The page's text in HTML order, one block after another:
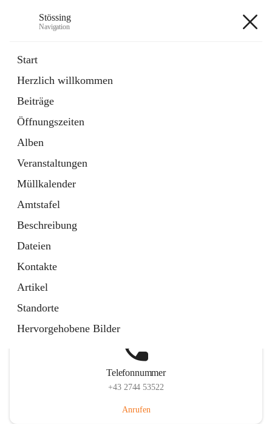
Stössing
Navigation
Start
Herzlich willkommen
Beiträge
Öffnungszeiten
Alben
Veranstaltungen
Müllkalender
Amtstafel
Beschreibung
Dateien
Kontakte
Artikel
Standorte
Hervorgehobene Bilder
Datei
in
Tab
Kindergarten
öffnet
in
neuem
Tab
Telefonnummer
+43 2744 53522
Anrufen